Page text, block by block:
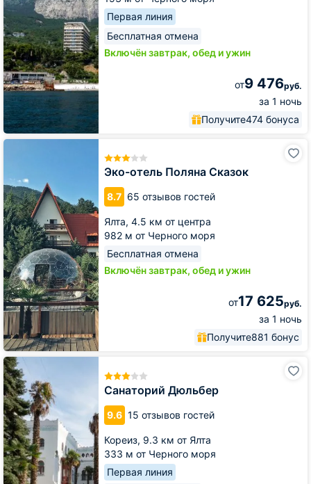
Первая линия
Бесплатная отмена
Включён завтрак, обед и ужин
от9 476руб.
за 1 ночь
Получите474 бонуса
Эко-отель Поляна Сказок
8.7 65 отзывов гостей
Ялта, 4.5 км от центра
982 м от Черного моря
Бесплатная отмена
Включён завтрак, обед и ужин
от17 625руб.
за 1 ночь
Получите881 бонус
Эко-
Сказок
Санаторий Дюльбер
9.6 15 отзывов гостей
Кореиз, 9.3 км от Ялта
333 м от Черного моря
Первая линия
Санаторий
Дюльбер